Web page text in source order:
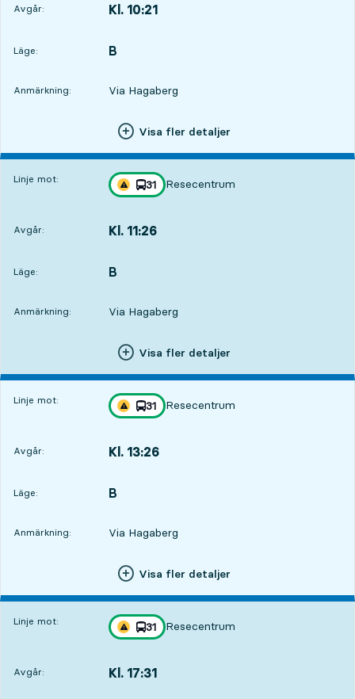
Avgår: Kl. 10:21
Läge:
LÄGE, B
,
Anmärkning: Via Hagaberg
Visa fler detaljer
Linje mot:
Trafikstörning på resan finns
linje
31
mot
Resecentrum
,
Avgår: Kl. 11:26
Läge:
LÄGE, B
,
Anmärkning: Via Hagaberg
Visa fler detaljer
Linje mot:
Trafikstörning på resan finns
linje
31
mot
Resecentrum
,
Avgår: Kl. 13:26
Läge:
LÄGE, B
,
Anmärkning: Via Hagaberg
Visa fler detaljer
Linje mot:
Trafikstörning på resan finns
linje
31
mot
Resecentrum
,
Avgår: Kl. 17:31